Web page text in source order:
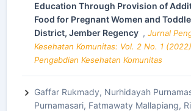
Education Through Provision of
Food for Pregnant Women and
District, Jember Regency , Jurnal
Kesehatan Komunitas: Vol. 2 No. 1
Pengabdian Kesehatan Komunitas
Gaffar Rukmady, Nurhidayah
Purnamasari, Fatmawaty Mallapiang,